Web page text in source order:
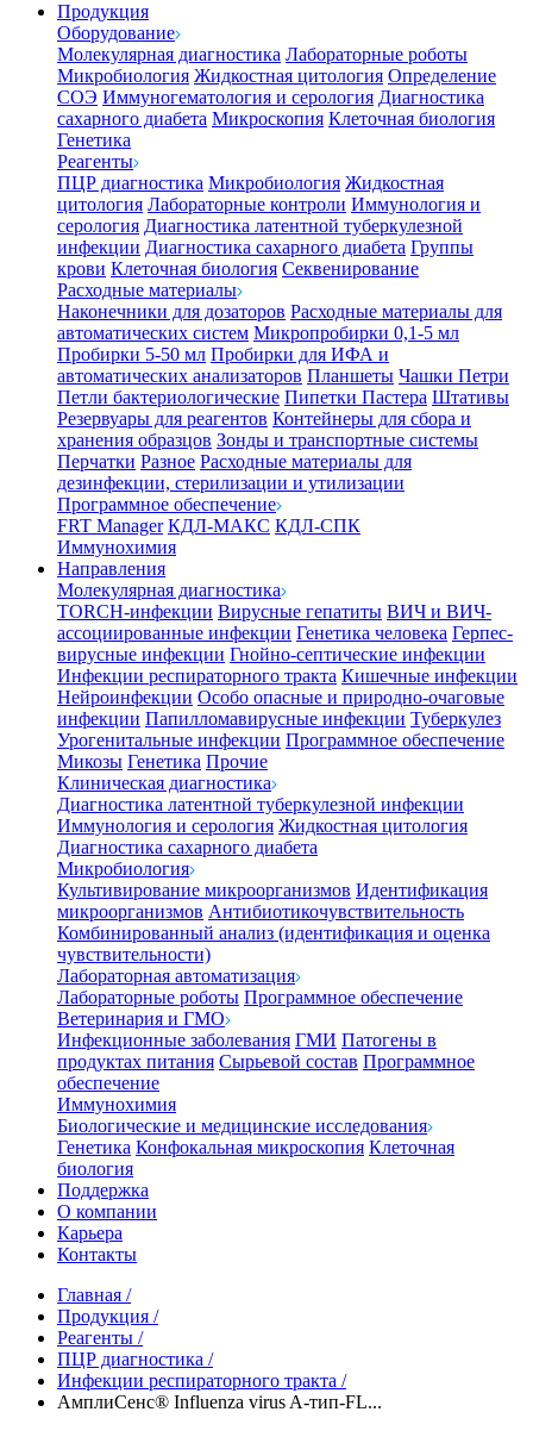
Продукция
Оборудование
Молекулярная диагностика Лабораторные роботы
Микробиология Жидкостная цитология Определение
СОЭ Иммуногематология и серология Диагностика
сахарного диабета Микроскопия Клеточная биология
Генетика
Реагенты
ПЦР диагностика Микробиология Жидкостная
цитология Лабораторные контроли Иммунология и
серология Диагностика латентной туберкулезной
инфекции Диагностика сахарного диабета Группы
крови Клеточная биология Секвенирование
Расходные материалы
Наконечники для дозаторов Расходные материалы для
автоматических систем Микропробирки 0,1-5 мл
Пробирки 5-50 мл Пробирки для ИФА и
автоматических анализаторов Планшеты Чашки Петри
Петли бактериологические Пипетки Пастера Штативы
Резервуары для реагентов Контейнеры для сбора и
хранения образцов Зонды и транспортные системы
Перчатки Разное Расходные материалы для
дезинфекции, стерилизации и утилизации
Программное обеспечение
FRT Manager КДЛ-МАКС КДЛ-СПК
Иммунохимия
Направления
Молекулярная диагностика
TORCH-инфекции Вирусные гепатиты ВИЧ и ВИЧ-
ассоциированные инфекции Генетика человека Герпес-
вирусные инфекции Гнойно-септические инфекции
Инфекции респираторного тракта Кишечные инфекции
Нейроинфекции Особо опасные и природно-очаговые
инфекции Папилломавирусные инфекции Туберкулез
Урогенитальные инфекции Программное обеспечение
Микозы Генетика Прочие
Клиническая диагностика
Диагностика латентной туберкулезной инфекции
Иммунология и серология Жидкостная цитология
Диагностика сахарного диабета
Микробиология
Культивирование микроорганизмов Идентификация
микроорганизмов Антибиотикочувствительность
Комбинированный анализ (идентификация и оценка
чувствительности)
Лабораторная автоматизация
Лабораторные роботы Программное обеспечение
Ветеринария и ГМО
Инфекционные заболевания ГМИ Патогены в
продуктах питания Сырьевой состав Программное
обеспечение
Иммунохимия
Биологические и медицинские исследования
Генетика Конфокальная микроскопия Клеточная
биология
Поддержка
О компании
Карьера
Контакты
Главная /
Продукция /
Реагенты /
ПЦР диагностика /
Инфекции респираторного тракта /
АмплиСенс® Influenza virus A-тип-FL...